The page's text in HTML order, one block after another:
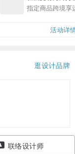
指定商品跨境享
活动详
逛设计品牌
联络设计师